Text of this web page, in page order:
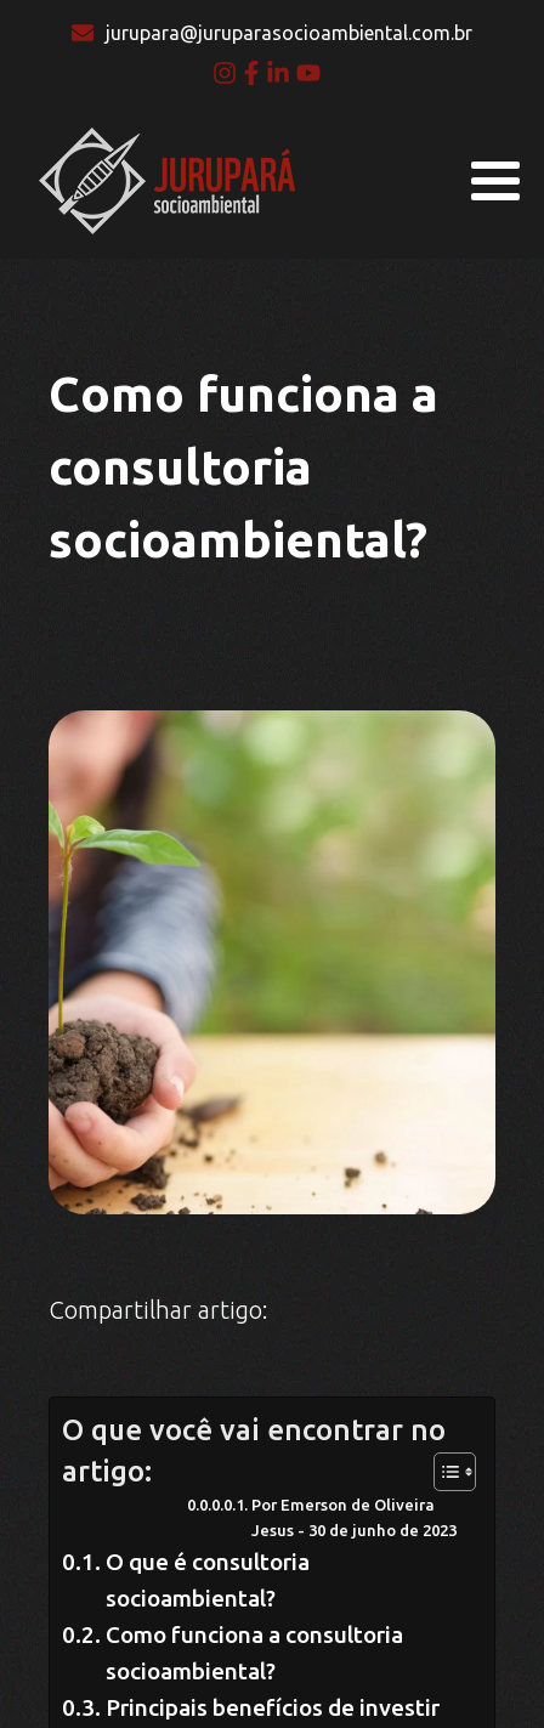
jurupara@juruparasocioambiental.com.br
Como funciona a
consultoria
socioambiental?
Compartilhar artigo:
O que você vai encontrar no
artigo:
Por Emerson de Oliveira
Jesus - 30 de junho de 2023
O que é consultoria
socioambiental?
Como funciona a consultoria
socioambiental?
Principais benefícios de investir